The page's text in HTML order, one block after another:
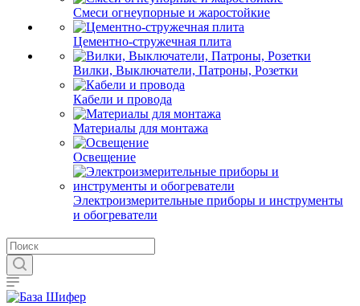
Смеси огнеупорные и жаростойкие
Цементно-стружечная плита
Вилки, Выключатели, Патроны, Розетки
Кабели и провода
Материалы для монтажа
Освещение
Электроизмерительные приборы и инструменты
и обогреватели